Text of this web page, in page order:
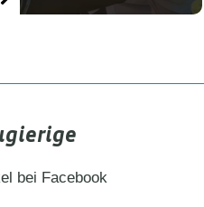
Zeit mit Ihren
Gutscheine für
in Bayern…
bei Facebook